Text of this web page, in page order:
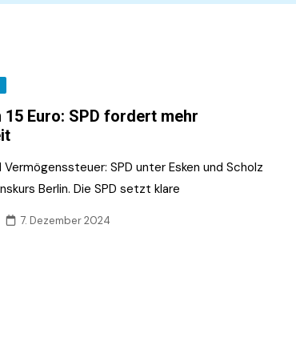
Euro: SPD fordert mehr
SPD unter Esken und Scholz
Berlin. Die SPD setzt klare
7. Dezember 2024